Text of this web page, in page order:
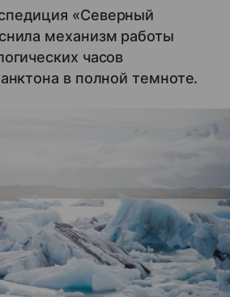
«Северный
механизм работы
часов
в полной темноте.